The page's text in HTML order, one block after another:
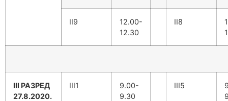
II9
12.00-
12.30
II8
III РАЗРЕД
27.8.2020.
III1
9.00-
9.30
III5